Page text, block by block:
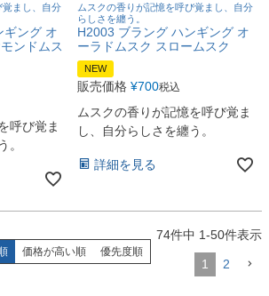
覚まし、自分
ギング オ
ンドムス
呼び覚ま
。
ムスクの香りが記憶を呼び覚まし、自分
らしさを纏う。
H2003 ブラング ハンギング オ
ーラドムスク スロームスク
NEW
販売価格 ¥700税込
ムスクの香りが記憶を呼び覚ま
し、自分らしさを纏う。
詳細を見る
価格が高い順 優先度順
74件中 1-50件表示
1 2